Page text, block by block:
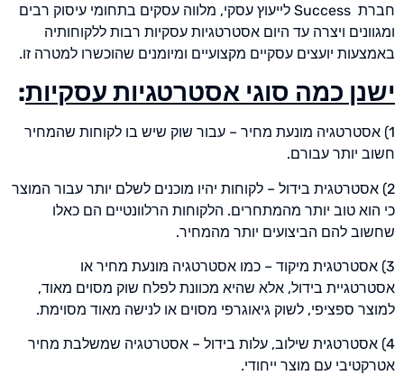
חברת Success לייעוץ עסקי, מלווה עסקים בתחומי עיסוק רבים
ומגוונים ויצרה עד היום אסטרטגיות עסקיות רבות ללקוחותיה
באמצעות יועצים עסקיים מקצועיים ומיומנים שהוכשרו למטרה זו.
ישנן כמה סוגי אסטרטגיות עסקיות:
1) אסטרטגיה מונעת מחיר – עבור שוק שיש בו לקוחות שהמחיר
חשוב יותר עבורם.
2) אסטרטגית בידול – לקוחות יהיו מוכנים לשלם יותר עבור המוצר
כי הוא טוב יותר מהמתחרים. הלקוחות הרלוונטיים הם כאלו
שחשוב להם הביצועים יותר מהמחיר.
3) אסטרטגית מיקוד – כמו אסטרטגיה מּונעת מחיר או
אסטרטגיית בידול, אלא שהיא מכוונת לפלח שוק מסוים מאוד,
למוצר ספציפי, לשוק גיאוגרפי מסוים או לנישה מאוד מסוימת.
4) אסטרטגית שילוב, עלות בידול – אסטרטגיה שמשלבת מחיר
אטרקטיבי עם מוצר ייחודי.